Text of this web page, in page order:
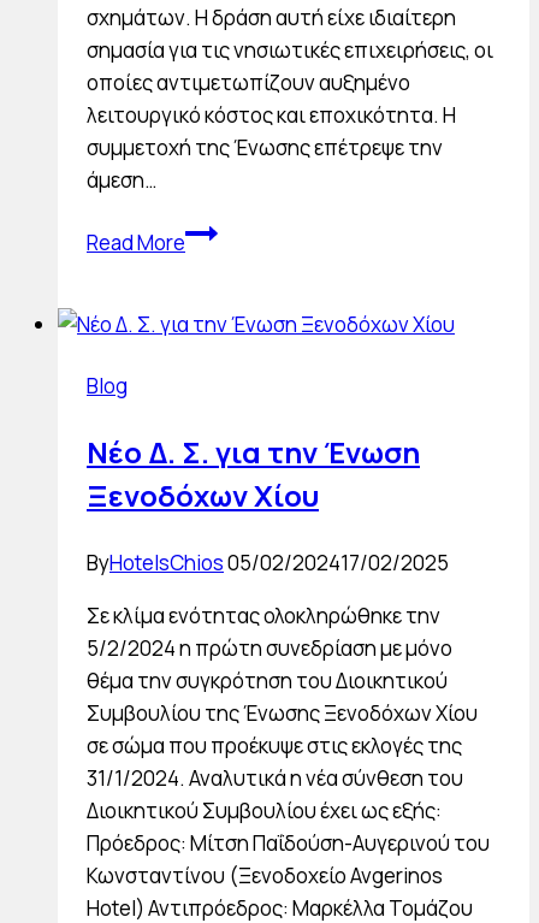
σχημάτων. Η δράση αυτή είχε ιδιαίτερη
σημασία για τις νησιωτικές επιχειρήσεις, οι
οποίες αντιμετωπίζουν αυξημένο
λειτουργικό κόστος και εποχικότητα. Η
συμμετοχή της Ένωσης επέτρεψε την
άμεση…
Read MoreΔράση
συνεργασία
Τράπεζα
της
Blog
Νέο Δ. Σ. για την Ένωση
Ξενοδόχων Χίου
ByHotelsChios05/02/202417/02/2025
Σε κλίμα ενότητας ολοκληρώθηκε την
5/2/2024 η πρώτη συνεδρίαση με μόνο
θέμα την συγκρότηση του Διοικητικού
Συμβουλίου της Ένωσης Ξενοδόχων Χίου
σε σώμα που προέκυψε στις εκλογές της
31/1/2024. Αναλυτικά η νέα σύνθεση του
Διοικητικού Συμβουλίου έχει ως εξής:
Πρόεδρος: Μίτση Παΐδούση-Αυγερινού του
Κωνσταντίνου (Ξενοδοχείο Avgerinos
Hotel) Αντιπρόεδρος: Μαρκέλλα Τομάζου